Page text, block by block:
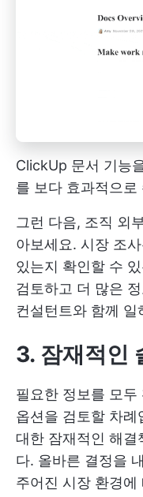
ClickUp 문서 기능
를 보다 효과적으로
그런 다음, 조직 외
아보세요. 시장 조
있는지 확인할 수
검토하고 더 많은
컨설턴트와 함께
3. 잠재적인
필요한 정보를 모
옵션을 검토할 차례
대한 잠재적인 해결
다. 올바른 결정을
주어진 시장 환경에